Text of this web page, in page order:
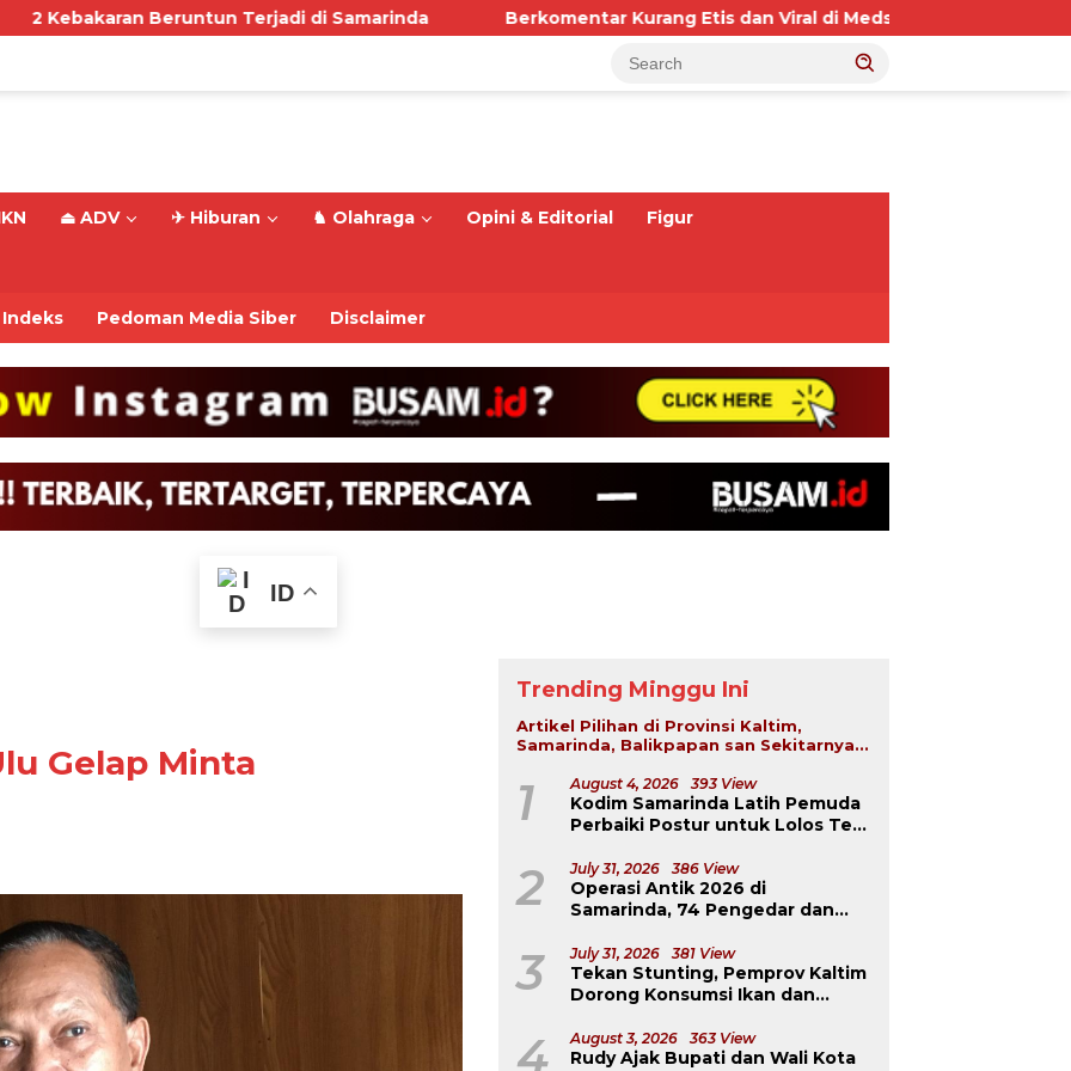
Beruntun Terjadi di Samarinda Berkomentar Kurang Etis dan Viral di Medsos, Dokter RSUD IA Moeis
⏏ ADV ✈ Hiburan ♞ Olahraga Opini & Editorial Figur
Indeks Pedoman Media Siber Disclaimer
ID
Gelap Minta
Trending Minggu Ini
Artikel Pilihan di Provinsi Kaltim,
Samarinda, Balikpapan san Sekitarnya...
1 August 4, 2026 393 View
Kodim Samarinda Latih Pemuda
Perbaiki Postur untuk Lolos Tes
2 July 31, 2026 386 View
Operasi Antik 2026 di
Samarinda, 74 Pengedar dan
3 July 31, 2026 381 View
Tekan Stunting, Pemprov Kaltim
Dorong Konsumsi Ikan dan
4 August 3, 2026 363 View
Rudy Ajak Bupati dan Wali Kota